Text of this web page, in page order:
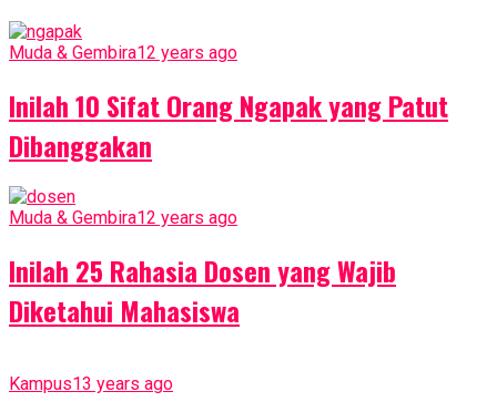
Muda & Gembira12 years ago
Inilah 10 Sifat Orang Ngapak yang Patut
Dibanggakan
Muda & Gembira12 years ago
Inilah 25 Rahasia Dosen yang Wajib
Diketahui Mahasiswa
Kampus13 years ago